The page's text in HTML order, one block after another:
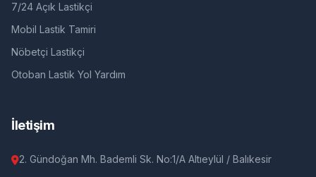
7/24 Açık Lastikçi
Mobil Lastik Tamiri
Nöbetçi Lastikçi
Otoban Lastik Yol Yardım
İletişim
2. Gündoğan Mh. Bademli Sk. No:1/A Altıeylül / Balıkesir